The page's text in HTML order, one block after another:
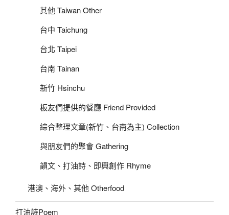
其他 Taiwan Other
台中 Taichung
台北 Taipei
台南 Tainan
新竹 Hsinchu
板友們提供的餐廳 Friend Provided
綜合整理文章(新竹、台南為主) Collection
與朋友們的聚會 Gathering
韻文、打油詩、即興創作 Rhyme
港澳、海外、其他 Otherfood
打油詩Poem